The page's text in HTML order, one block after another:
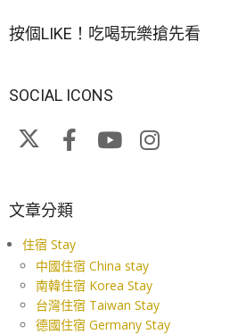
按個LIKE！吃喝玩樂搶先看
SOCIAL ICONS
文章分類
住宿 Stay
中國住宿 China stay
南韓住宿 Korea Stay
台灣住宿 Taiwan Stay
德國住宿 Germany Stay